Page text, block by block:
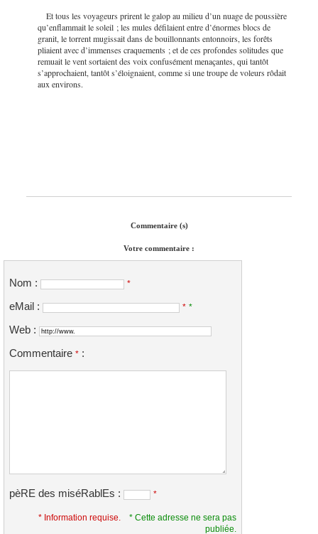
Et tous les voyageurs prirent le galop au milieu d’un nuage de poussière
qu’enflammait le soleil ; les mules défilaient entre d’énormes blocs de
granit, le torrent mugissait dans de bouillonnants entonnoirs, les forêts
pliaient avec d’immenses craquements ; et de ces profondes solitudes que
remuait le vent sortaient des voix confusément menaçantes, qui tantôt
s’approchaient, tantôt s’éloignaient, comme si une troupe de voleurs rôdait
aux environs.
Commentaire (s)
Votre commentaire :
Nom : *
eMail : * *
Web :
Commentaire * :
pèRE des miséRablEs : *
* Information requise.
* Cette adresse ne sera pas
publiée.